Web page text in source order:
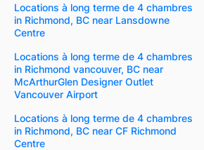
Locations à long terme de 4 chambres
in Richmond, BC near Lansdowne
Centre
Locations à long terme de 4 chambres
in Richmond vancouver, BC near
McArthurGlen Designer Outlet
Vancouver Airport
Locations à long terme de 4 chambres
in Richmond, BC near CF Richmond
Centre